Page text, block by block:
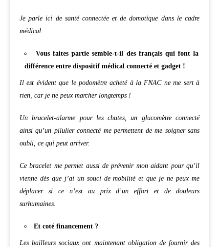
Je parle ici de santé connectée et de domotique dans le cadre
médical.
Vous faites partie semble-t-il des français qui font la
différence entre dispositif médical connecté et gadget !
Il est évident que le podomètre acheté à la FNAC ne me sert à
rien, car je ne peux marcher longtemps !
Un bracelet-alarme pour les chutes, un glucomètre connecté
ainsi qu’un pilulier connecté me permettent de me soigner sans
oubli, ce qui peut arriver.
Ce bracelet me permet aussi de prévenir mon aidant pour qu’il
vienne dès que j’ai un souci de mobilité et que je ne peux me
déplacer si ce n’est au prix d’un effort et de douleurs
surhumaines.
Et coté financement ?
Les bailleurs sociaux ont maintenant obligation de fournir des